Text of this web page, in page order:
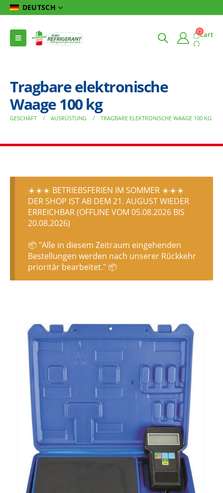
DEUTSCH
Cart
Tragbare elektronische
Waage 100 kg
GESCHÄFT AUSRÜSTUNG TRAGBARE ELEKTRONISCHE WAAGE 100 KG
☀️☀️☀️ BETRIEBSFERIEN IM SOMMER ☀️☀️☀️
DER SHOP IST AB DEM 21. AUGUST WIEDER
ERREICHBAR (OFFLINE VOM 05.08.2026 BIS
20.08.2026)
📦 "Alle in diesem Zeitraum eingehenden
Bestellungen werden nach unserer Rückkehr
prioritär bearbeitet." 📦